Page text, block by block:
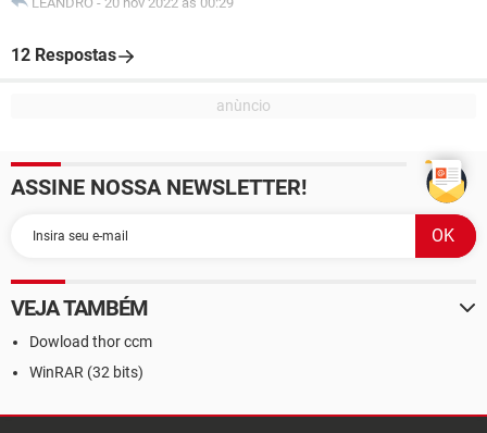
12 Respostas
ASSINE NOSSA NEWSLETTER!
VEJA TAMBÉM
Dowload thor ccm
WinRAR (32 bits)